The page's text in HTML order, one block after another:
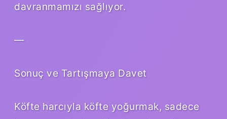
davranmamızı sağlıyor.
—
Sonuç ve Tartışmaya Davet
Köfte harcıyla köfte yoğurmak, sadece